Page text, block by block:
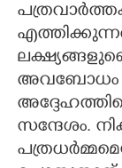
അവബോധം
സന്ദേശം.